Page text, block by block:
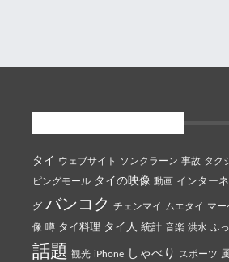
タイ ウェブサイト ソンクラーン 事故 タク
ピングモール タイの映像 動画 インター
グ バンコク チェンマイ ムエタイ マー
像 噂 タイ料理 タイ人 統計 音楽 洪水 ふ
話題 観光 iPhone しゃべり スポーツ